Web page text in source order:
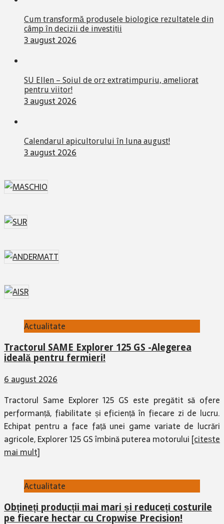
Cum transformă produsele biologice rezultatele din
câmp în decizii de investiții
3 august 2026
SU Ellen – Soiul de orz extratimpuriu, ameliorat
pentru viitor!
3 august 2026
Calendarul apicultorului în luna august!
3 august 2026
Actualitate
Tractorul SAME Explorer 125 GS -Alegerea
ideală pentru fermieri!
6 august 2026
Tractorul Same Explorer 125 GS este pregătit să ofere
performanță, fiabilitate și eficiență în fiecare zi de lucru.
Echipat pentru a face față unei game variate de lucrări
agricole, Explorer 125 GS îmbină puterea motorului [citește
mai mult]
Actualitate
Obțineți producții mai mari și reduceți costurile
pe fiecare hectar cu Cropwise Precision!